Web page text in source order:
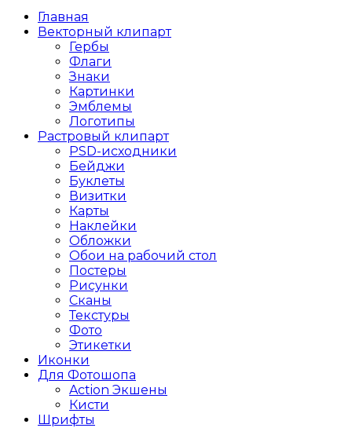
Главная
Векторный клипарт
Гербы
Флаги
Знаки
Картинки
Эмблемы
Логотипы
Растровый клипарт
PSD-исходники
Бейджи
Буклеты
Визитки
Карты
Наклейки
Обложки
Обои на рабочий стол
Постеры
Рисунки
Сканы
Текстуры
Фото
Этикетки
Иконки
Для Фотошопа
Action Экшены
Кисти
Шрифты